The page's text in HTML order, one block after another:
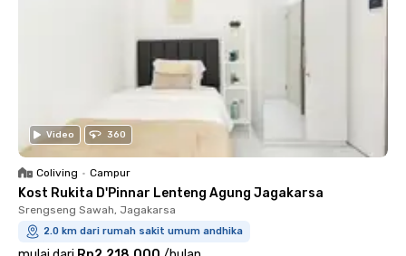
Video 360
Coliving • Campur
Kost Rukita D'Pinnar Lenteng Agung Jagakarsa
Srengseng Sawah, Jagakarsa
2.0 km dari rumah sakit umum andhika